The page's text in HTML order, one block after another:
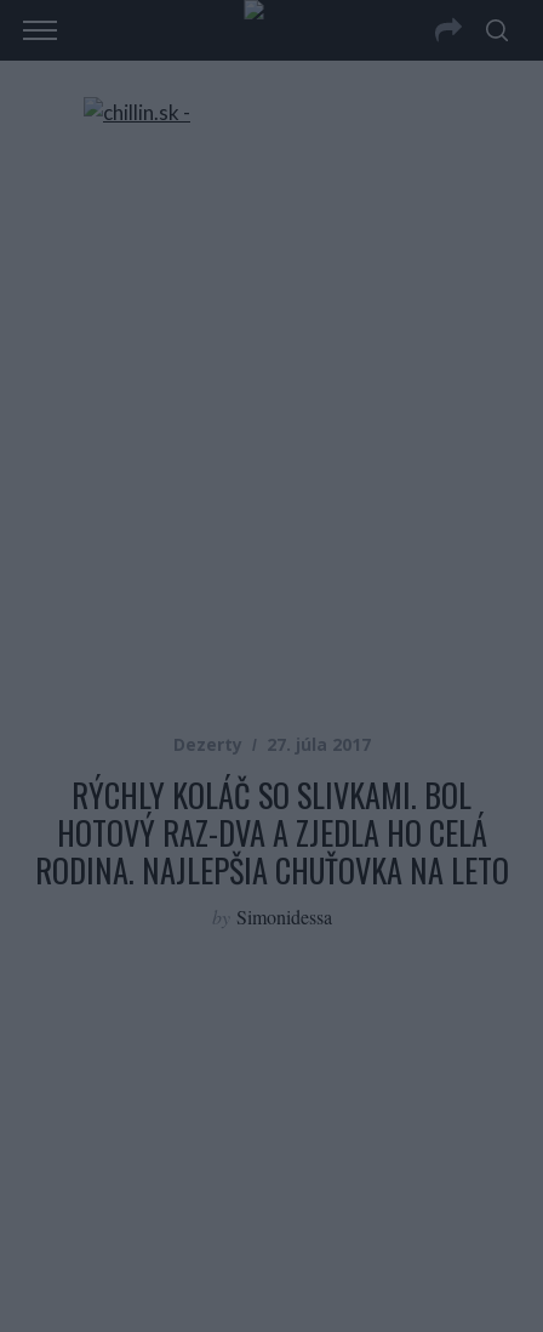
Dezerty 27. júla 2017
RÝCHLY KOLÁČ SO SLIVKAMI. BOL
HOTOVÝ RAZ-DVA A ZJEDLA HO CELÁ
RODINA. NAJLEPŠIA CHUŤOVKA NA LETO
by Simonidessa